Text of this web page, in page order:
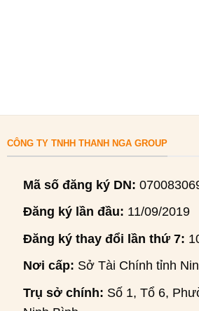
CÔNG TY TNHH THANH NGA GROUP
Mã số đăng ký DN:
Đăng ký lần đầu: 11/09/2019
Đăng ký thay đổi lần thứ 7:
Nơi cấp: Sở Tài Chính tỉnh
Trụ sở chính: Số 1, Tổ 6,